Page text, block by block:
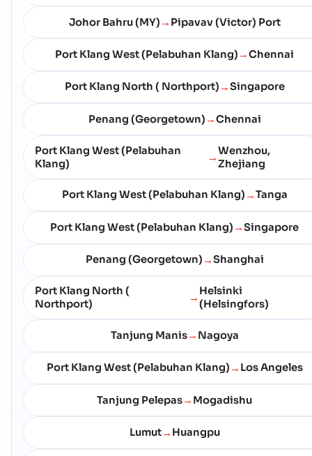
Johor Bahru (MY) → Pipavav (Victor) Port
Port Klang West (Pelabuhan Klang) →Chennai
Port Klang North ( Northport) →Singapore
Penang (Georgetown) →Chennai
Port Klang West (Pelabuhan
Klang)
→
Wenzhou,
Zhejiang
Port Klang West (Pelabuhan Klang) →Tanga
Port Klang West (Pelabuhan Klang) →Singapore
Penang (Georgetown) →Shanghai
Port Klang North (
Northport)
→
Helsinki
(Helsingfors)
Tanjung Manis→ Nagoya
Port Klang West (Pelabuhan Klang) → Los Angeles
Tanjung Pelepas→ Mogadishu
Lumut→ Huangpu